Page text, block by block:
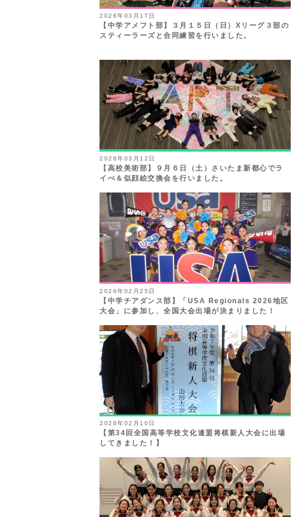
2026年03月17日
【中学アメフト部】３月１５日（日）Xリーグ３部の
スティーラーズと合同練習を行いました。
2026年03月12日
【高校美術部】９月６日（土）さいたま新都心でラ
イぺ＆似顔絵交換会を行いました。
2026年02月25日
【中学チアダンス部】「USA Regionals 2026地区
大会」に参加し、全国大会出場が決まりました！
2026年02月10日
【第34回全国高等学校文化連盟将棋新人大会に出場
してきました！】